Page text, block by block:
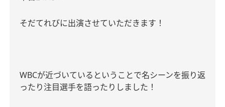
そだてれびに出演させていただきます！
WBCが近づいているということで名シーンを振り返
ったり注目選手を語ったりしました！